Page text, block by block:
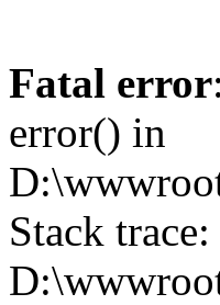
Fatal error
error() in
Stack